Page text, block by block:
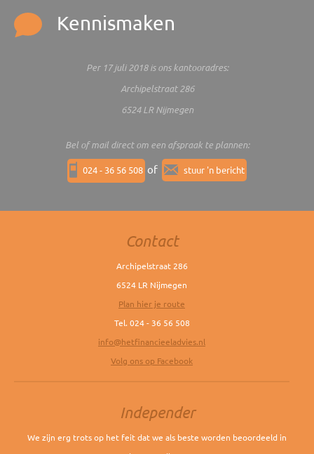
Kennismaken
Per 17 juli 2018 is ons kantooradres:
Archipelstraat 286
6524 LR Nijmegen
Bel of mail direct om een afspraak te plannen:
024 - 36 56 508 of stuur 'n bericht
Contact
Archipelstraat 286
6524 LR Nijmegen
Plan hier je route
Tel. 024 - 36 56 508
info@hetfinancieeladvies.nl
Volg ons op Facebook
Independer
We zijn erg trots op het feit dat we als beste worden beoordeeld in